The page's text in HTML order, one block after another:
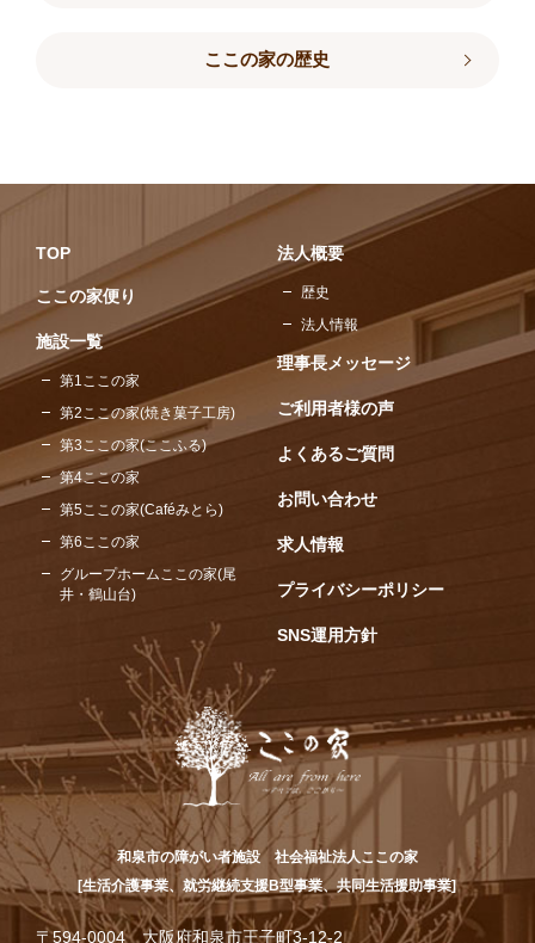
ここの家の歴史
TOP
ここの家便り
施設一覧
第1ここの家
第2ここの家(焼き菓子工房)
第3ここの家(ここふる)
第4ここの家
第5ここの家(Caféみとら)
第6ここの家
グループホームここの家(尾
井・鶴山台)
法人概要
歴史
法人情報
理事長メッセージ
ご利用者様の声
よくあるご質問
お問い合わせ
求人情報
プライバシーポリシー
SNS運用方針
和泉市の障がい者施設 社会福祉法人ここの家
[生活介護事業、就労継続支援B型事業、共同生活援助事業]
〒594-0004 大阪府和泉市王子町3-12-2